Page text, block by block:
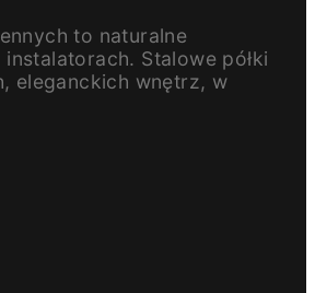
to naturalne
Stalowe półki
eleganckich wnętrz, w